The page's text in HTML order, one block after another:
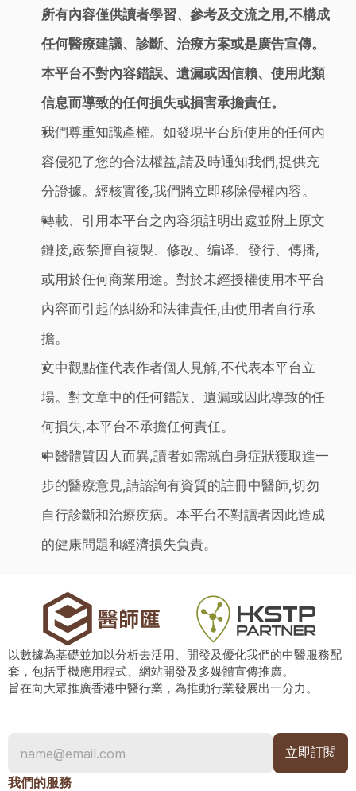
所有內容僅供讀者學習、參考及交流之用,不構成
任何醫療建議、診斷、治療方案或是廣告宣傳。
本平台不對內容錯誤、遺漏或因信賴、使用此類
信息而導致的任何損失或損害承擔責任。
我們尊重知識產權。如發現平台所使用的任何內
容侵犯了您的合法權益,請及時通知我們,提供充
分證據。經核實後,我們將立即移除侵權內容。
轉載、引用本平台之內容須註明出處並附上原文
鏈接,嚴禁擅自複製、修改、编译、發行、傳播,
或用於任何商業用途。對於未經授權使用本平台
內容而引起的糾紛和法律責任,由使用者自行承
擔。
文中觀點僅代表作者個人見解,不代表本平台立
場。對文章中的任何錯誤、遺漏或因此導致的任
何損失,本平台不承擔任何責任。
中醫體質因人而異,讀者如需就自身症狀獲取進一
步的醫療意見,請諮詢有資質的註冊中醫師,切勿
自行診斷和治療疾病。本平台不對讀者因此造成
的健康問題和經濟損失負責。
以數據為基礎並加以分析去活用、開發及優化我們的中醫服務配
套，包括手機應用程式、網站開發及多媒體宣傳推廣。
旨在向大眾推廣香港中醫行業，為推動行業發展出一分力。
我們的服務